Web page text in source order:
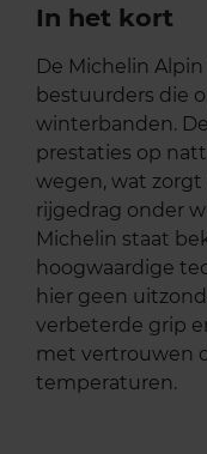
In het kort
De Michelin
bestuurders die
winterbanden.
prestaties op
wegen, wat zorgt
rijgedrag onder
Michelin staat
hoogwaardige
hier geen
verbeterde grip
met vertrouwen
temperaturen.